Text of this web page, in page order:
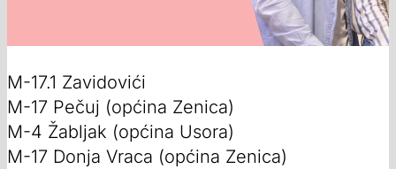
M-17.1 Zavidovići
M-17 Pečuj (općina Zenica)
M-4 Žabljak (općina Usora)
M-17 Donja Vraca (općina Zenica)